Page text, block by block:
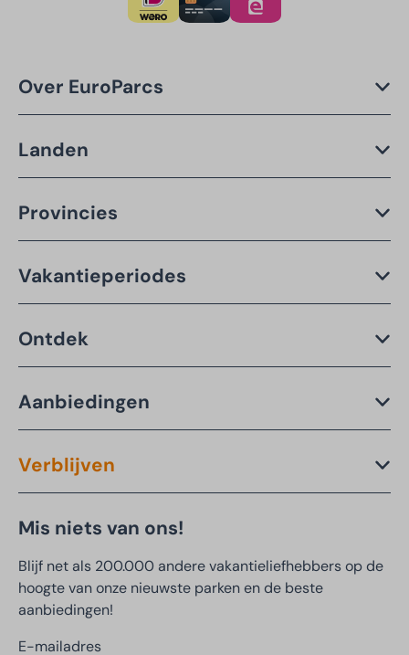
Over EuroParcs
Landen
Provincies
Vakantieperiodes
Ontdek
Aanbiedingen
Verblijven
Mis niets van ons!
Blijf net als 200.000 andere vakantieliefhebbers op de
hoogte van onze nieuwste parken en de beste
aanbiedingen!
E-mailadres